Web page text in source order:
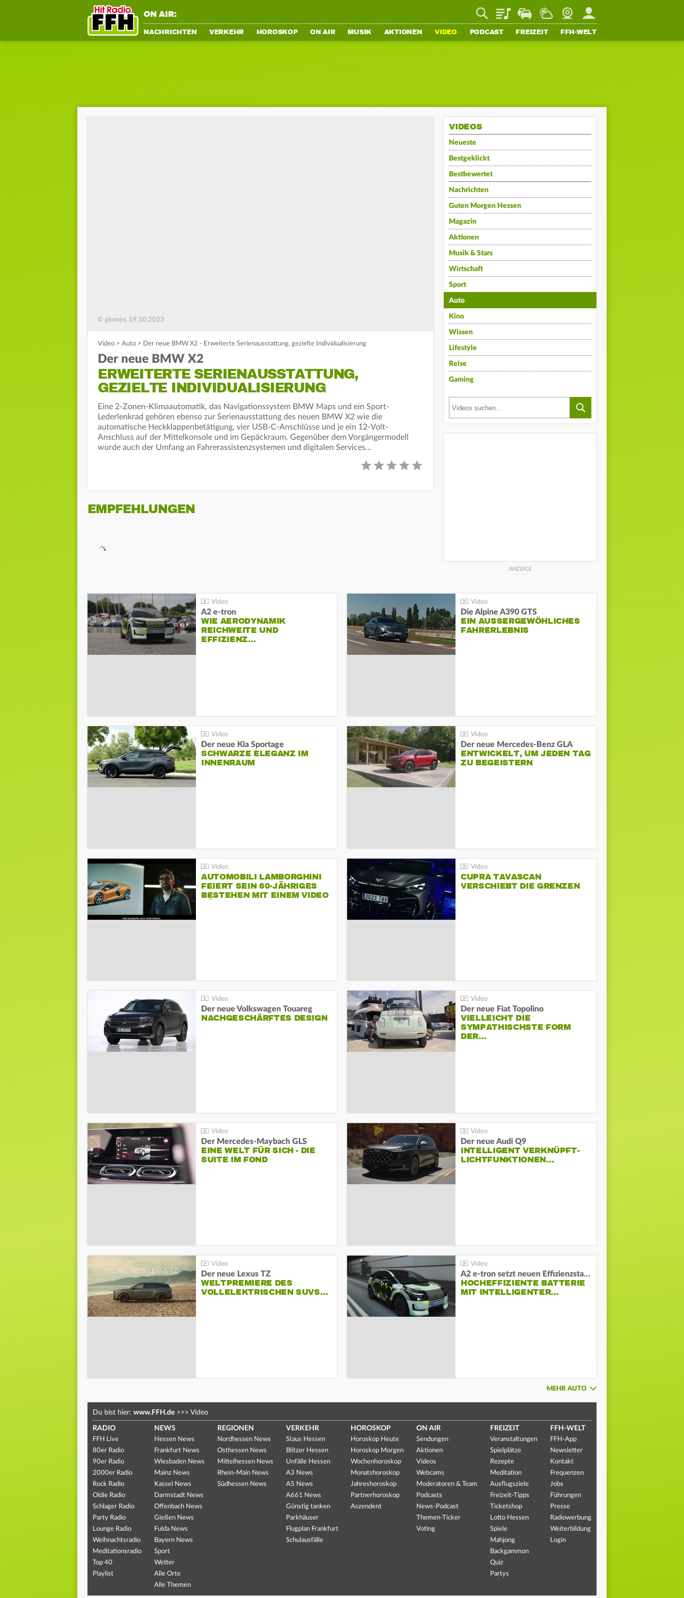
ON AIR: PlaylistStaupilotWetterWebcamMein FFH
NACHRICHTEN VERKEHR HOROSKOP ON AIR MUSIK AKTIONEN VIDEO PODCAST FREIZEIT FFH-WELT
© glomex, 19.10.2023
Video > Auto > Der neue BMW X2 - Erweiterte Serienausstattung, gezielte Individualisierung
Der neue BMW X2
ERWEITERTE SERIENAUSSTATTUNG,
GEZIELTE INDIVIDUALISIERUNG
Eine 2-Zonen-Klimaautomatik, das Navigationssystem BMW Maps und ein Sport-
Lederlenkrad gehören ebenso zur Serienausstattung des neuen BMW X2 wie die
automatische Heckklappenbetätigung, vier USB-C-Anschlüsse und je ein 12-Volt-
Anschluss auf der Mittelkonsole und im Gepäckraum. Gegenüber dem Vorgängermodell
wurde auch der Umfang an Fahrerassistenzsystemen und digitalen Services…
EMPFEHLUNGEN
VIDEOS
Neueste
Bestgeklickt
Bestbewertet
Nachrichten
Guten Morgen Hessen
Magazin
Aktionen
Musik & Stars
Wirtschaft
Sport
Auto
Kino
Wissen
Lifestyle
Reise
Gaming
A2 e-tron
WIE AERODYNAMIK
REICHWEITE UND
EFFIZIENZ…
Die Alpine A390 GTS
EIN AUSSERGEWÖHLICHES F
AHRERLEBNIS
Der neue Kia Sportage
SCHWARZE ELEGANZ IM
INNENRAUM
Der neue Mercedes-Benz GLA
ENTWICKELT, UM JEDEN TAG
ZU BEGEISTERN
AUTOMOBILI LAMBORGHINI
FEIERT SEIN 60-JÄHRIGES
BESTEHEN MIT EINEM VIDEO
CUPRA TAVASCAN
VERSCHIEBT DIE GRENZEN
Der neue Volkswagen Touareg
NACHGESCHÄRFTES DESIGN
Der neue Fiat Topolino
VIELLEICHT DIE
SYMPATHISCHSTE FORM
DER…
Der Mercedes‑Maybach GLS
EINE WELT FÜR SICH - DIE
SUITE IM FOND
Der neue Audi Q9
INTELLIGENT VERKNÜPFT-
LICHTFUNKTIONEN…
Der neue Lexus TZ
WELTPREMIERE DES
VOLLELEKTRISCHEN SUVS…
A2 e-tron setzt neuen Effizienzstandard bei Audi
HOCHEFFIZIENTE BATTERIE
MIT INTELLIGENTER…
MEHR AUTO
Du bist hier: www.FFH.de >>> Video
RADIO
FFH Live
80er Radio
90er Radio
2000er Radio
Rock Radio
Oldie Radio
Schlager Radio
Party Radio
Lounge Radio
Weihnachtsradio
Meditationsradio
Top 40
Playlist
NEWS
Hessen News
Frankfurt News
Wiesbaden News
Mainz News
Kassel News
Darmstadt News
Offenbach News
Gießen News
Fulda News
Bayern News
Sport
Wetter
Alle Orte
Alle Themen
REGIONEN
Nordhessen News
Osthessen News
Mittelhessen News
Rhein-Main News
Südhessen News
VERKEHR
Staus Hessen
Blitzer Hessen
Unfälle Hessen
A3 News
A5 News
A661 News
Günstig tanken
Parkhäuser
Flugplan Frankfurt
Schulausfälle
HOROSKOP
Horoskop Heute
Horoskop Morgen
Wochenhoroskop
Monatshoroskop
Jahreshoroskop
Partnerhoroskop
Aszendent
ON AIR
Sendungen
Aktionen
Videos
Webcams
Moderatoren & Team
Podcasts
News-Podcast
Themen-Ticker
Voting
FREIZEIT
Veranstaltungen
Spielplätze
Rezepte
Meditation
Ausflugsziele
Freizeit-Tipps
Ticketshop
Lotto Hessen
Spiele
Mahjong
Backgammon
Quiz
Partys
FFH-WELT
FFH-App
Newsletter
Kontakt
Frequenzen
Jobs
Führungen
Presse
Radiowerbung
Weiterbildung
Login